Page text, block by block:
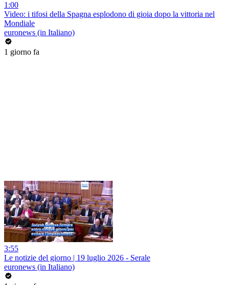
1:00
Video: i tifosi della Spagna esplodono di gioia dopo la vittoria nel
Mondiale
euronews (in Italiano)
1 giorno fa
3:55
Le notizie del giorno | 19 luglio 2026 - Serale
euronews (in Italiano)